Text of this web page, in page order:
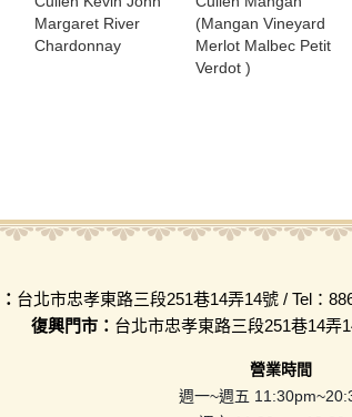
Margaret River
Chardonnay
(Mangan Vineyard
Merlot Malbec Petit
Verdot )
台北市忠孝東路三段251巷14弄14號 / Tel：
復興門市： 台北市忠孝東路三段251巷14弄
營業時間
週一~週五